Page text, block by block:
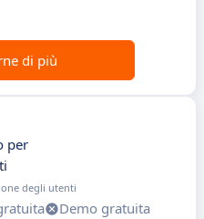
di più
per
degli utenti
Demo gratuita